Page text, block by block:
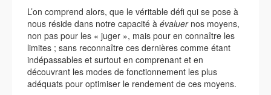
L’on comprend alors, que le véritable défi qui se pose à
nous réside dans notre capacité à évaluernos moyens,
non pas pour les « juger », mais pour en connaître les
limites ; sans reconnaître ces dernières comme étant
indépassables et surtout en comprenant et en
découvrant les modes de fonctionnement les plus
adéquats pour optimiser le rendement de ces moyens.